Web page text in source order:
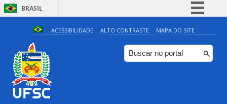
BRASIL
Simplifique!
Comunica BR
Participe
ACESSIBILIDADE ALTO CONTRASTE MAPA DO SITE